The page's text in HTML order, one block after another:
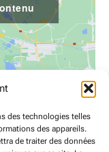
des technologies telles
des appareils.
de traiter des données